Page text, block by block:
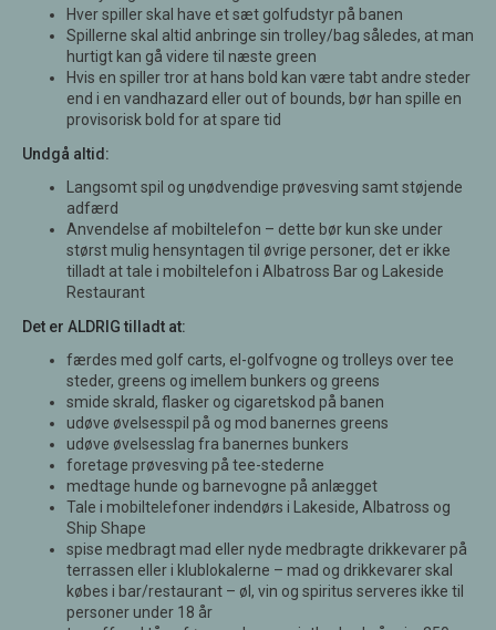
Hver spiller skal have et sæt golfudstyr på banen
Spillerne skal altid anbringe sin trolley/bag således, at man
hurtigt kan gå videre til næste green
Hvis en spiller tror at hans bold kan være tabt andre steder
end i en vandhazard eller out of bounds, bør han spille en
provisorisk bold for at spare tid
Undgå altid:
Langsomt spil og unødvendige prøvesving samt støjende
adfærd
Anvendelse af mobiltelefon – dette bør kun ske under
størst mulig hensyntagen til øvrige personer, det er ikke
tilladt at tale i mobiltelefon i Albatross Bar og Lakeside
Restaurant
Det er ALDRIG tilladt at:
færdes med golf carts, el-golfvogne og trolleys over tee
steder, greens og imellem bunkers og greens
smide skrald, flasker og cigaretskod på banen
udøve øvelsesspil på og mod banernes greens
udøve øvelsesslag fra banernes bunkers
foretage prøvesving på tee-stederne
medtage hunde og barnevogne på anlægget
Tale i mobiltelefoner indendørs i Lakeside, Albatross og
Ship Shape
spise medbragt mad eller nyde medbragte drikkevarer på
terrassen eller i klublokalerne – mad og drikkevarer skal
købes i bar/restaurant – øl, vin og spiritus serveres ikke til
personer under 18 år